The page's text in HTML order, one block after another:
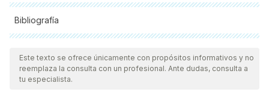
Bibliografía
Todas las fuentes citadas fueron revisadas a profundidad por
nuestro equipo, para asegurar su calidad, confiabilidad,
vigencia y validez.La bibliografía de este artículo fue
Este texto se ofrece únicamente con propósitos informativos y no
reemplaza la consulta con un profesional. Ante dudas, consulta a
tu especialista.